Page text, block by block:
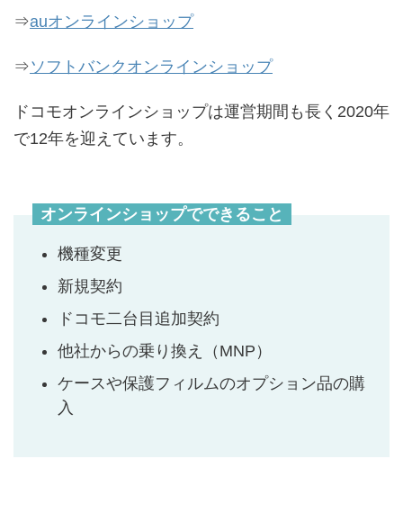
⇒auオンラインショップ
⇒ソフトバンクオンラインショップ
ドコモオンラインショップは運営期間も長く2020年
で12年を迎えています。
オンラインショップでできること
機種変更
新規契約
ドコモ二台目追加契約
他社からの乗り換え（MNP）
ケースや保護フィルムのオプション品の購
入